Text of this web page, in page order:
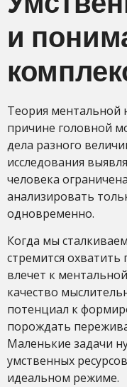
и
Теория ментальной
причине головной
дела разного
исследования
человека
анализировать
одновременно.
Когда мы
стремится охватить
влечет к
качество
потенциал к
порождать
Маленькие задачи
умственных
идеальном режиме.